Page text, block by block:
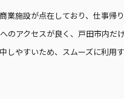
業施設が点在しており、仕事
のアクセスが良く、戸田市内
やすいため、スムーズに利用